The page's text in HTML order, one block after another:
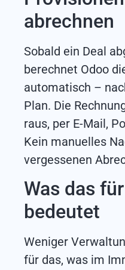
abrechnen
Sobald ein Deal
berechnet Odoo
automatisch –
Plan. Die
raus, per E-Mail,
Kein manuelles
vergessenen
Was das
bedeutet
Weniger
für das, was im